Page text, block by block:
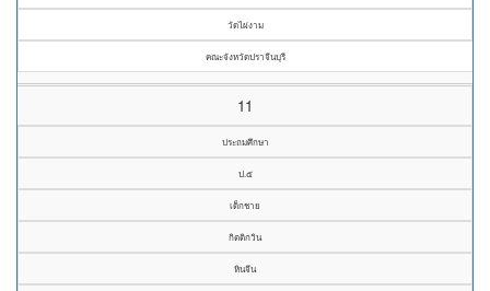
วัดไผ่งาม
คณะจังหวัดปราจีนบุรี
11
ประถมศึกษา
ป.๕
เด็กชาย
กิตติกวิน
หินจีน